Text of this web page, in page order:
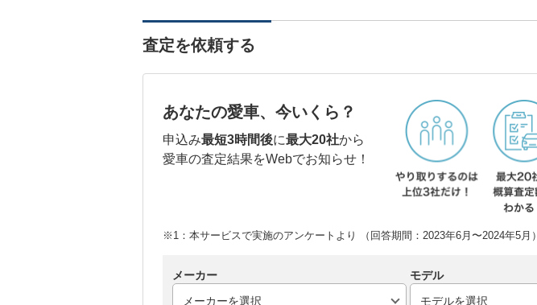
査定を依頼する
あなたの愛車、今いくら？
申込み最短3時間後に最大20社から
愛車の査定結果をWebでお知らせ！
※1：本サービスで実施のアンケートより （回答期間：2023年6月〜2024年5月）
メーカー モデル